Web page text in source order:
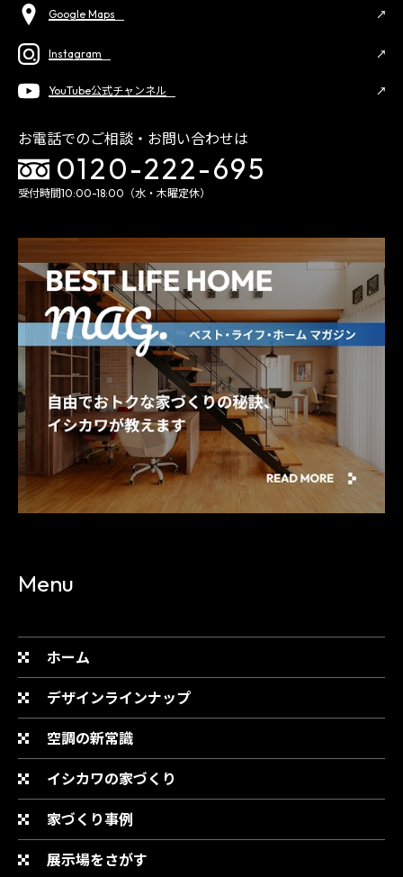
Google Maps
Instagram
YouTube公式チャンネル
お電話でのご相談・お問い合わせは
0120-222-695
受付時間10:00-18:00（水・木曜定休）
Menu
ホーム
デザインラインナップ
空調の新常識
イシカワの家づくり
家づくり事例
展示場をさがす